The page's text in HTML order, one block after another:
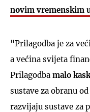
novim vremenskim
"Prilagodba je za
a većina svijeta
Prilagodba malo
sustave za obranu
razvijaju sustave za